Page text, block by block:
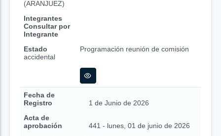
(ARANJUEZ)
Integrantes
Consultar por
Integrante
Estado
Programación reunión de comisión
accidental
Fecha de
Registro
1 de Junio de 2026
Acta de
aprobación
441 - lunes, 01 de junio de 2026